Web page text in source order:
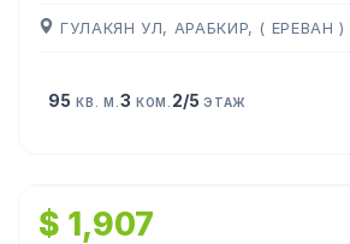
ГУЛАКЯН УЛ, АРАБКИР, ( ЕРЕВАН )
95 КВ. М. 3 КОМ. 2/5ЭТАЖ
$ 1,907